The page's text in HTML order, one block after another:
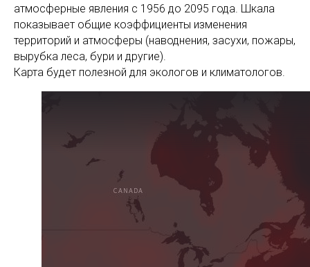
атмосферные явления с 1956 до 2095 года. Шкала
показывает общие коэффициенты изменения
территорий и атмосферы (наводнения, засухи, пожары,
вырубка леса, бури и другие).
Карта будет полезной для экологов и климатологов.